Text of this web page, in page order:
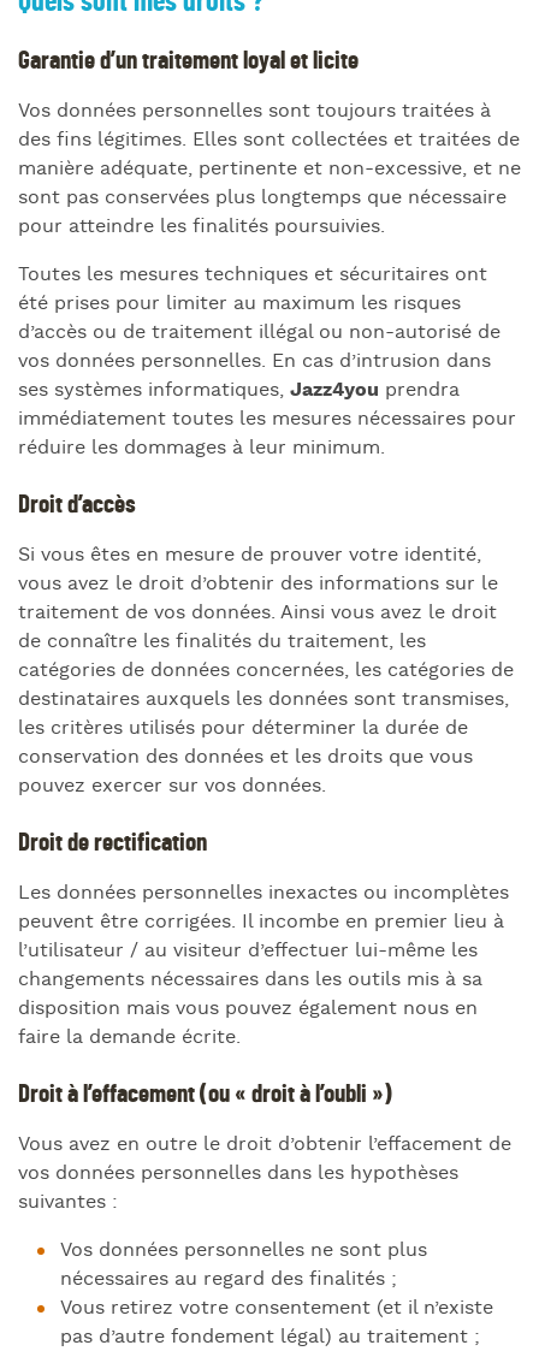
Garantie d’un traitement loyal et licite
Vos données personnelles sont toujours traitées à
des fins légitimes. Elles sont collectées et traitées de
manière adéquate, pertinente et non-excessive, et ne
sont pas conservées plus longtemps que nécessaire
pour atteindre les finalités poursuivies.
Toutes les mesures techniques et sécuritaires ont
été prises pour limiter au maximum les risques
d’accès ou de traitement illégal ou non-autorisé de
vos données personnelles. En cas d’intrusion dans
ses systèmes informatiques, Jazz4you prendra
immédiatement toutes les mesures nécessaires pour
réduire les dommages à leur minimum.
Droit d’accès
Si vous êtes en mesure de prouver votre identité,
vous avez le droit d’obtenir des informations sur le
traitement de vos données. Ainsi vous avez le droit
de connaître les finalités du traitement, les
catégories de données concernées, les catégories de
destinataires auxquels les données sont transmises,
les critères utilisés pour déterminer la durée de
conservation des données et les droits que vous
pouvez exercer sur vos données.
Droit de rectification
Les données personnelles inexactes ou incomplètes
peuvent être corrigées. Il incombe en premier lieu à
l’utilisateur / au visiteur d’effectuer lui-même les
changements nécessaires dans les outils mis à sa
disposition mais vous pouvez également nous en
faire la demande écrite.
Droit à l’effacement (ou « droit à l’oubli »)
Vous avez en outre le droit d’obtenir l’effacement de
vos données personnelles dans les hypothèses
suivantes :
Vos données personnelles ne sont plus
nécessaires au regard des finalités ;
Vous retirez votre consentement (et il n’existe
pas d’autre fondement légal) au traitement ;